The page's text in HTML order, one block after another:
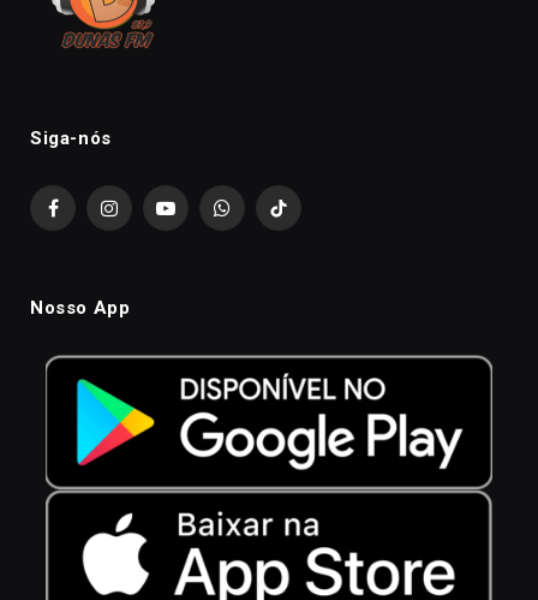
Siga-nós
FacebookInstagramYouTubeWhatsAppTikTok
Nosso App